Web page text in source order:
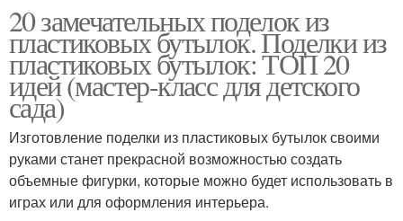
20 замечательных поделок из
пластиковых бутылок. Поделки из
пластиковых бутылок: ТОП 20
идей (мастер-класс для детского
сада)
Изготовление поделки из пластиковых бутылок своими
руками станет прекрасной возможностью создать
объемные фигурки, которые можно будет использовать в
играх или для оформления интерьера.